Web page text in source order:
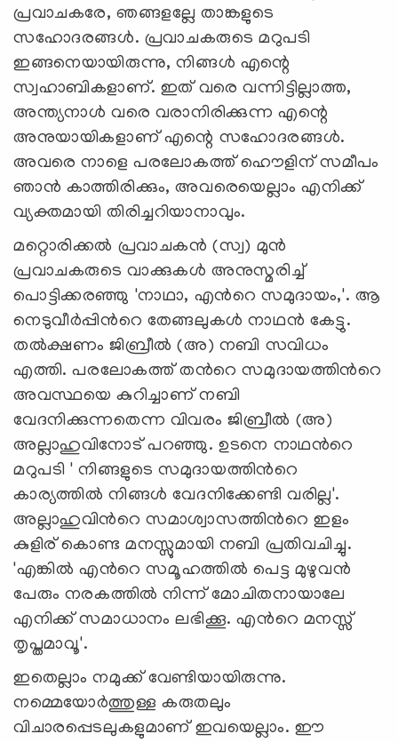
പ്രവാചകരേ, ഞങ്ങളല്ലേ താങ്കളുടെ
സഹോദരങ്ങള്‍. പ്രവാചകരുടെ മറുപടി
ഇങ്ങനെയായിരുന്നു, നിങ്ങള്‍ എന്റെ
സ്വഹാബികളാണ്. ഇത് വരെ വന്നിട്ടില്ലാത്ത,
അന്ത്യനാള്‍ വരെ വരാനിരിക്കുന്ന എന്റെ
അനുയായികളാണ് എന്റെ സഹോദരങ്ങള്‍.
അവരെ നാളെ പരലോകത്ത് ഹൌളിന് സമീപം
ഞാന്‍ കാത്തിരിക്കും, അവരെയെല്ലാം എനിക്ക്
വ്യക്തമായി തിരിച്ചറിയാനാവും.
മറ്റൊരിക്കല്‍ പ്രവാചകന്‍ (സ്വ) മുന്‍
പ്രവാചകരുടെ വാക്കുകള്‍ അനുസ്മരിച്ച്
പൊട്ടിക്കരഞ്ഞു 'നാഥാ, എന്‍റെ സമുദായം,'. ആ
നെടുവീര്‍പ്പിന്‍റെ തേങ്ങലുകള്‍ നാഥന്‍ കേട്ടു.
തല്‍ക്ഷണം ജിബ്രീല്‍ (അ) നബി സവിധം
എത്തി. പരലോകത്ത് തന്‍റെ സമുദായത്തിന്‍റെ
അവസ്ഥയെ കുറിച്ചാണ് നബി
വേദനിക്കുന്നതെന്ന വിവരം ജിബ്രീല്‍ (അ)
അല്ലാഹുവിനോട് പറഞ്ഞു. ഉടനെ നാഥന്‍റെ
മറുപടി ' നിങ്ങളുടെ സമുദായത്തിന്‍റെ
കാര്യത്തില്‍ നിങ്ങള്‍ വേദനിക്കേണ്ടി വരില്ല'.
അല്ലാഹുവിന്‍റെ സമാശ്വാസത്തിന്‍റെ ഇളം
കുളിര് കൊണ്ട മനസ്സുമായി നബി പ്രതിവചിച്ചു.
'എങ്കില്‍ എന്‍റെ സമൂഹത്തില്‍ പെട്ട മുഴുവന്‍
പേരും നരകത്തില്‍ നിന്ന് മോചിതനായാലേ
എനിക്ക് സമാധാനം ലഭിക്കൂ. എന്‍റെ മനസ്സ്
തൃപ്തമാവൂ'.
ഇതെല്ലാം നമുക്ക് വേണ്ടിയായിരുന്നു.
നമ്മെയോര്‍ത്തുള്ള കരുതലും
വിചാരപ്പെടലുകളുമാണ് ഇവയെല്ലാം. ഈ